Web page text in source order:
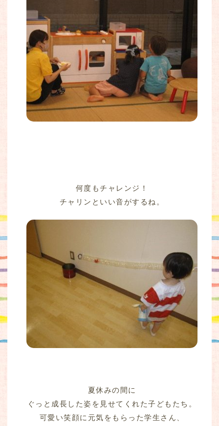
何度もチャレンジ！
チャリンといい音がするね。
夏休みの間に
ぐっと成長した姿を見せてくれた子どもたち。
可愛い笑顔に元気をもらった学生さん、